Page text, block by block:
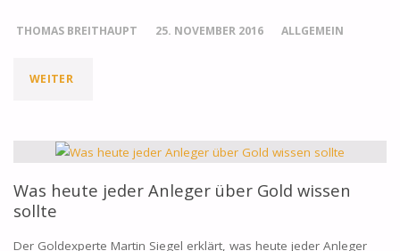
THOMAS BREITHAUPT 25. NOVEMBER 2016 ALLGEMEIN
WEITER"DER
GRUND
FÜR
Was heute jeder Anleger über Gold wissen
sollte
Der Goldexperte Martin Siegel erklärt, was heute jeder Anleger